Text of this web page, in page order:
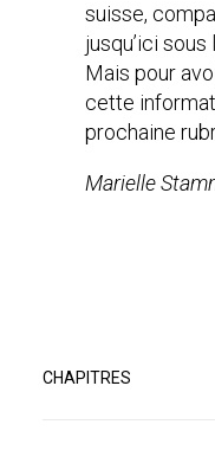
suisse,
jusqu’ici
Mais pour
cette
prochaine
Marielle
CHAPITRES